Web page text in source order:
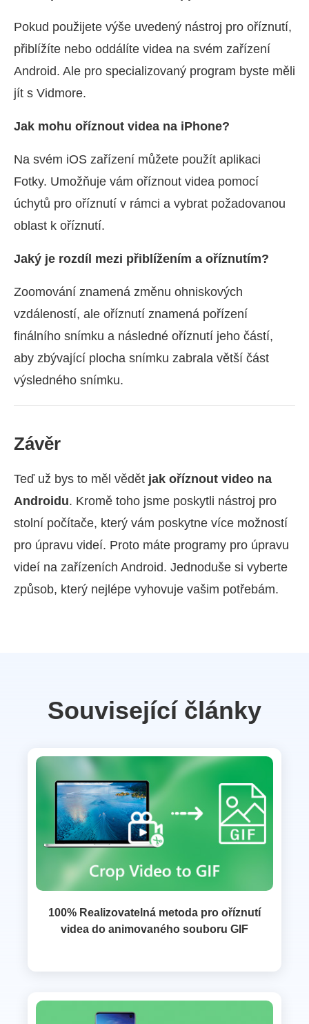
Pokud použijete výše uvedený nástroj pro oříznutí,
přiblížíte nebo oddálíte videa na svém zařízení
Android. Ale pro specializovaný program byste měli
jít s Vidmore.
Jak mohu oříznout videa na iPhone?
Na svém iOS zařízení můžete použít aplikaci
Fotky. Umožňuje vám oříznout videa pomocí
úchytů pro oříznutí v rámci a vybrat požadovanou
oblast k oříznutí.
Jaký je rozdíl mezi přiblížením a oříznutím?
Zoomování znamená změnu ohniskových
vzdáleností, ale oříznutí znamená pořízení
finálního snímku a následné oříznutí jeho částí,
aby zbývající plocha snímku zabrala větší část
výsledného snímku.
Závěr
Teď už bys to měl vědět jak oříznout video na
Androidu. Kromě toho jsme poskytli nástroj pro
stolní počítače, který vám poskytne více možností
pro úpravu videí. Proto máte programy pro úpravu
videí na zařízeních Android. Jednoduše si vyberte
způsob, který nejlépe vyhovuje vašim potřebám.
Související články
100% Realizovatelná metoda pro oříznutí
videa do animovaného souboru GIF